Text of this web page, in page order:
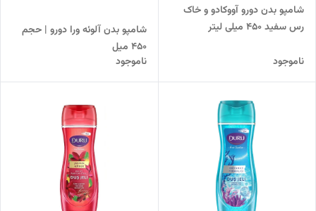
شامپو بدن دورو آووکادو و خاک
رس سفید 450 میلی لیتر
ناموجود
شامپو بدن آلوئه ورا دورو | حجم
450 میل
ناموجود